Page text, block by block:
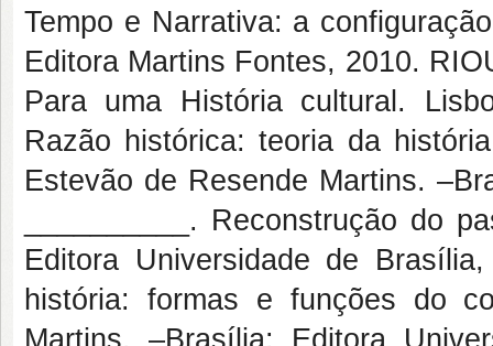
Tempo e Narrativa: a
Editora Martins Fontes, 2010.
Para uma História cultural.
Razão histórica: teoria da
Estevão de Resende Martins.
__________. Reconstrução do
Editora Universidade de
história: formas e funções do
Martins. –Brasília: Editora